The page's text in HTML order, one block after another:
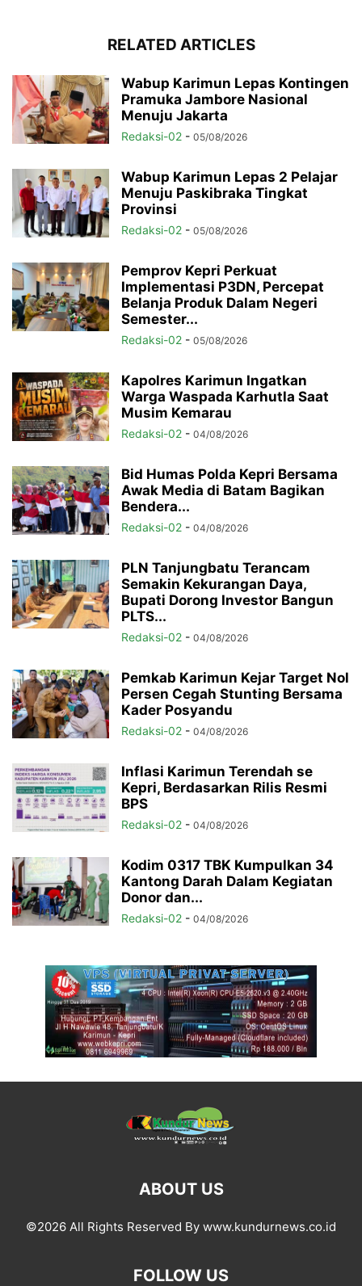
RELATED ARTICLES
Wabup Karimun Lepas Kontingen
Pramuka Jambore Nasional
Menuju Jakarta
Redaksi-02 - 05/08/2026
Wabup Karimun Lepas 2 Pelajar
Menuju Paskibraka Tingkat
Provinsi
Redaksi-02 - 05/08/2026
Pemprov Kepri Perkuat
Implementasi P3DN, Percepat
Belanja Produk Dalam Negeri
Semester...
Redaksi-02 - 05/08/2026
Kapolres Karimun Ingatkan
Warga Waspada Karhutla Saat
Musim Kemarau
Redaksi-02 - 04/08/2026
Bid Humas Polda Kepri Bersama
Awak Media di Batam Bagikan
Bendera...
Redaksi-02 - 04/08/2026
PLN Tanjungbatu Terancam
Semakin Kekurangan Daya,
Bupati Dorong Investor Bangun
PLTS...
Redaksi-02 - 04/08/2026
Pemkab Karimun Kejar Target Nol
Persen Cegah Stunting Bersama
Kader Posyandu
Redaksi-02 - 04/08/2026
Inflasi Karimun Terendah se
Kepri, Berdasarkan Rilis Resmi
BPS
Redaksi-02 - 04/08/2026
Kodim 0317 TBK Kumpulkan 34
Kantong Darah Dalam Kegiatan
Donor dan...
Redaksi-02 - 04/08/2026
ABOUT US
©2026 All Rights Reserved By www.kundurnews.co.id
FOLLOW US